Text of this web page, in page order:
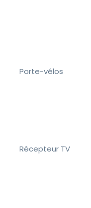
Porte-vélos
Récepteur TV